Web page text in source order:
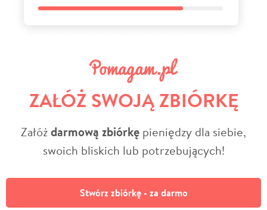
ZAŁÓŻ SWOJĄ ZBIÓRKĘ
Załóżdarmową zbiórkę pieniędzy dla siebie,
swoich bliskich lub potrzebujących!
Stwórz zbiórkę - za darmo